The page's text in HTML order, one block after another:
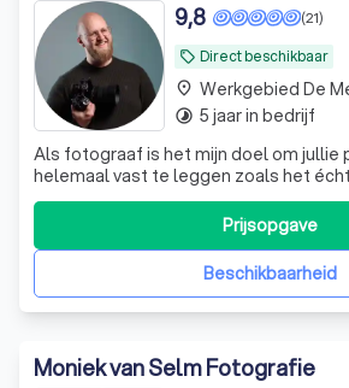
local_offer Direct beschikbaar
(21)
9,8
Als fotograaf is het mijn doel om jullie
helemaal vast te leggen zoals het
het niet alleen belangrijk dat jullie
tijdens de shoot en andere belangrijke
krijg je sowieso), maar ook achteraf de
terug kunnen zien, dieBeschikbaarheid
Prijsopgave
place Werkgebied De
timelapse 5 jaar in bedrijf
Moniek van Selm Fotografie